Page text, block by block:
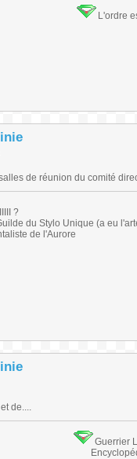
L'ordre
de réunion du comité
?
du Stylo Unique (a eu
de l'Aurore
de....
Guerrier